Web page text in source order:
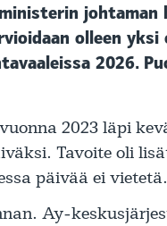
olleen
2026.
2023 läpi
Tavoite oli
päivää ei vietetä.
Ay-